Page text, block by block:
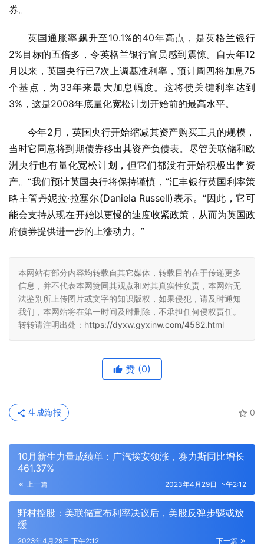
券。
英国通胀率飙升至10.1%的40年高点，是英格兰银行
2%目标的五倍多，令英格兰银行官员感到震惊。自去年12
月以来，英国央行已7次上调基准利率，预计周四将加息75
个基点，为33年来最大加息幅度。这将使关键利率达到
3%，这是2008年底量化宽松计划开始前的最高水平。
今年2月，英国央行开始缩减其资产购买工具的规模，
当时它同意将到期债券移出其资产负债表。尽管美联储和欧
洲央行也有量化宽松计划，但它们都没有开始积极出售资
产。“我们预计英国央行将保持谨慎，”汇丰银行英国利率策
略主管丹妮拉·拉塞尔(Daniela Russell)表示。“因此，它可
能会支持从现在开始以更慢的速度收紧政策，从而为英国政
府债券提供进一步的上涨动力。”
本网站有部分内容均转载自其它媒体，转载目的在于传递更多
信息，并不代表本网赞同其观点和对其真实性负责，本网站无
法鉴别所上传图片或文字的知识版权，如果侵犯，请及时通知
我们，本网站将在第一时间及时删除，不承担任何侵权责任。
转转请注明出处： https://dyxw.gyxinw.com/4582.html
赞 (0)
0
生成海报
10月新生力量成绩单：广汽埃安领涨，赛力斯同比增长
461.37%
上一篇 2023年4月29日 下午2:12
野村控股：美联储宣布利率决议后，美股反弹步骤或放
缓
下一篇
2023年4月29日 下午2:12